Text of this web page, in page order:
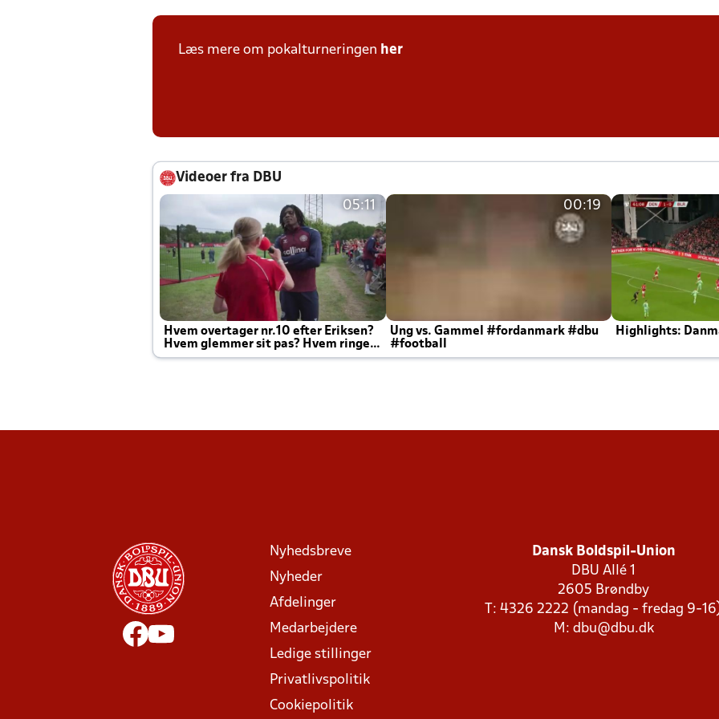
Læs mere om pokalturneringen her
Videoer fra DBU
05:11
Hvem overtager nr.10 efter Eriksen?
Hvem glemmer sit pas? Hvem ringer
Joachim altid til efter kampe?
00:19
Ung vs. Gammel #fordanmark #dbu
#football
Highlights:
Nyhedsbreve
Nyheder
Afdelinger
Medarbejdere
Ledige stillinger
Privatlivspolitik
Cookiepolitik
Dansk Boldspil-Union
DBU Allé 1
2605 Brøndby
T: 4326 2222 (mandag - fredag 9-
M: dbu@dbu.dk